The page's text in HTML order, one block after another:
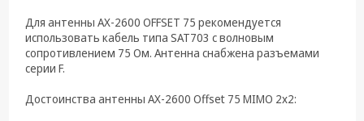
безопасности
Для антенны AX-2600 OFFSET 75 рекомендуется
использовать кабель типа SAT703 с волновым
сопротивлением 75 Ом. Антенна снабжена разъемами
серии F.
Достоинства антенны АX-2600 Offset 75 MIMO 2x2: